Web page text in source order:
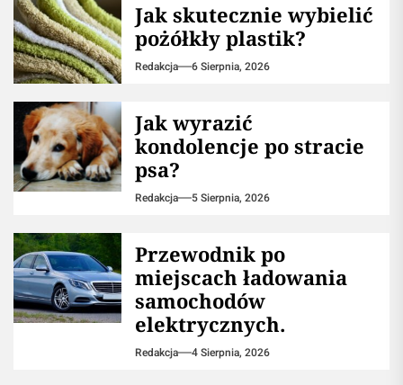
Jak skutecznie wybielić
pożółkły plastik?
Redakcja 6 Sierpnia, 2026
Jak wyrazić
kondolencje po stracie
psa?
Redakcja 5 Sierpnia, 2026
Przewodnik po
miejscach ładowania
samochodów
elektrycznych.
Redakcja 4 Sierpnia, 2026